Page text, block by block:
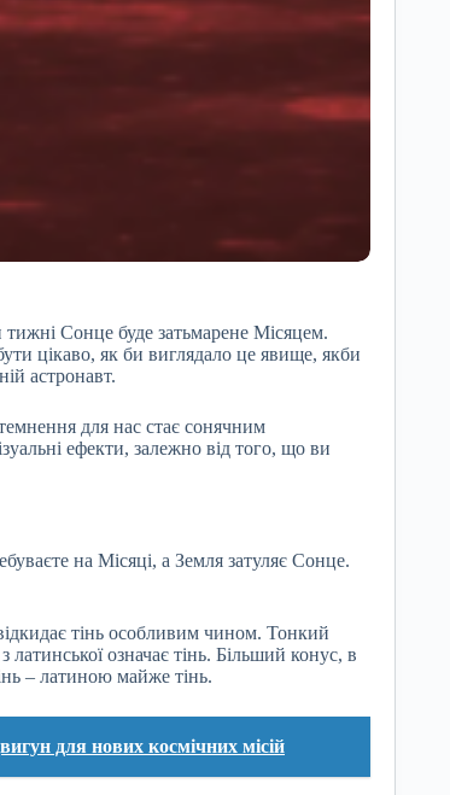
Сонце буде затьмарене Місяцем.
цікаво, як би виглядало це явище, якби
астронавт.
для нас стає сонячним
ефекти, залежно від того, що ви
на Місяці, а Земля затуляє Сонце.
тінь особливим чином. Тонкий
означає тінь. Більший конус, в
– латиною майже тінь.
для нових космічних місій